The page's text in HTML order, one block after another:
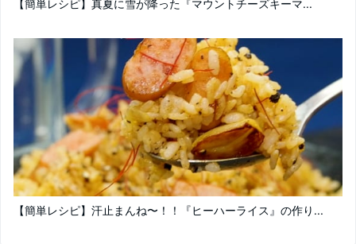
【簡単レシピ】真夏に雪が降った『マウントチーズキーマ...
【簡単レシピ】汗止まんね〜！！『ヒーハーライス』の作り...